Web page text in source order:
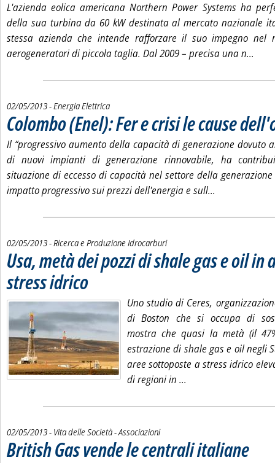
L'azienda eolica americana Northern Power Systems ha
della sua turbina da 60 kW destinata al mercato nazionale
stessa azienda che intende rafforzare il suo impegno nel
aerogeneratori di piccola taglia. Dal 2009 – precisa una n...
02/05/2013- Energia Elettrica
Colombo (Enel): Fer e crisi le cause
Il “progressivo aumento della capacità di generazione dovuto
di nuovi impianti di generazione rinnovabile, ha
situazione di eccesso di capacità nel settore della
impatto progressivo sui prezzi dell'energia e sull...
02/05/2013- Ricerca e Produzione Idrocarburi
Usa, metà dei pozzi di shale gas e oil in
stress idrico . Pubblicata giovedì 02 maggio 2013 alle 15.6.
Uno studio di Ceres,
di Boston che si occupa di
mostra che quasi la metà (il
estrazione di shale gas e oil negli
aree sottoposte a stress idrico
di regioni in ...
02/05/2013- Vita delle Società - Associazioni
British Gas vende le centrali italiane